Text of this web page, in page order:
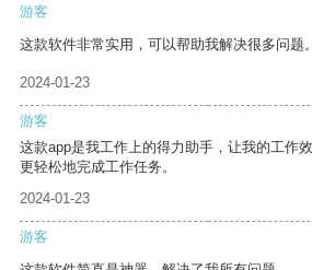
游客
这款软件非常实用，可以帮助我解决很多问题。
2024-01-23
游客
这款app是我工作上的得力助手，让我的工作
更轻松地完成工作任务。
2024-01-23
游客